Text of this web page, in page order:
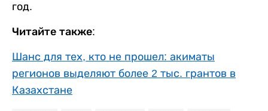
год.
Читайте также:
Шанс для тех, кто не прошел: акиматы
регионов выделяют более 2 тыс. грантов в
Казахстане